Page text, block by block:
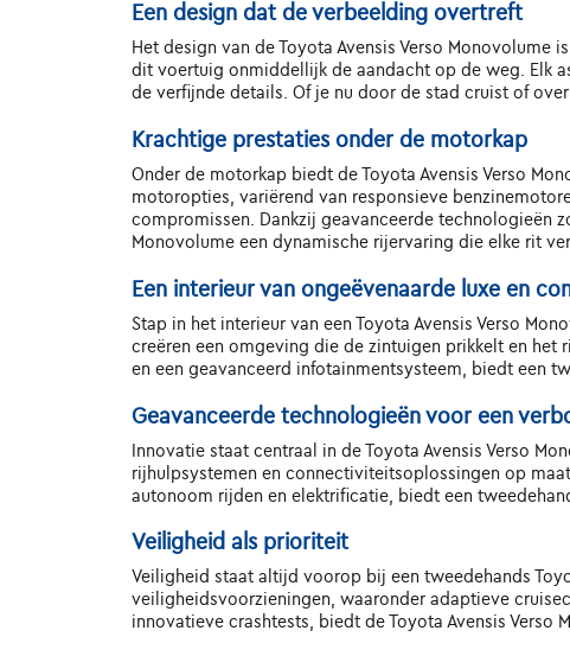
Een design dat de verbeelding overtreft
Het design van de Toyota Avensis Verso
dit voertuig onmiddellijk de aandacht op de weg. Elk
de verfijnde details. Of je nu door de stad cruist of
Krachtige prestaties onder de motorkap
Onder de motorkap biedt de Toyota Avensis Verso
motoropties, variërend van responsieve
compromissen. Dankzij geavanceerde technologieën
Monovolume een dynamische rijervaring die elke rit
Een interieur van ongeëvenaarde luxe en
Stap in het interieur van een Toyota Avensis Verso
creëren een omgeving die de zintuigen prikkelt en het
en een geavanceerd infotainmentsysteem, biedt een
Geavanceerde technologieën voor een
Innovatie staat centraal in de Toyota Avensis Verso
rijhulpsystemen en connectiviteitsoplossingen op
autonoom rijden en elektrificatie, biedt een
Veiligheid als prioriteit
Veiligheid staat altijd voorop bij een tweedehands
veiligheidsvoorzieningen, waaronder adaptieve
innovatieve crashtests, biedt de Toyota Avensis